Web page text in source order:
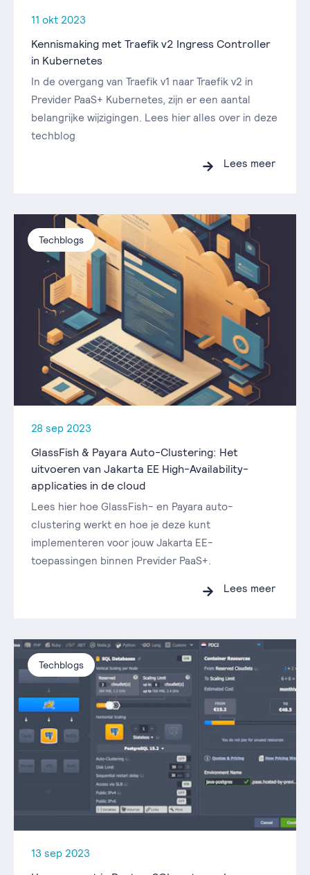
11 okt 2023
Kennismaking met Traefik v2 Ingress Controller
in Kubernetes
In de overgang van Traefik v1 naar Traefik v2 in
Previder PaaS+ Kubernetes, zijn er een aantal
belangrijke wijzigingen. Lees hier alles over in deze
techblog
Lees meer
Techblogs
28 sep 2023
GlassFish & Payara Auto-Clustering: Het
uitvoeren van Jakarta EE High-Availability-
applicaties in de cloud
Lees hier hoe GlassFish- en Payara auto-
clustering werkt en hoe je deze kunt
implementeren voor jouw Jakarta EE-
toepassingen binnen Previder PaaS+.
Lees meer
Techblogs
13 sep 2023